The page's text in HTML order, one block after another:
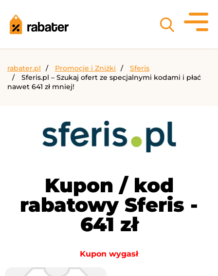
rabater.pl Promocje i Zniżki
Sferis
Sferis.pl – Szukaj ofert ze specjalnymi kodami i płać
nawet 641 zł mniej!
Kupon / kod
rabatowy Sferis -
641 zł
Kupon wygasł